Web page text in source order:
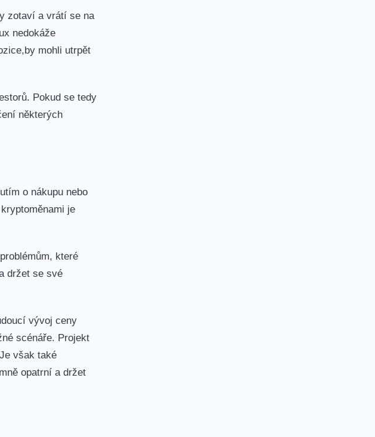
zotaví a vrátí ⁢se ⁤na
nedokáže
mohli utrpět
Pokud ‍se ⁣tedy
některých
o nákupu nebo
je
‍které
držet se ⁢své
vývoj ceny
scénáře. Projekt
však také
opatrní a ‍držet